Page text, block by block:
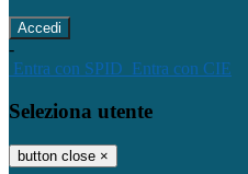
-
Entra con SPID Entra con CIE
Seleziona utente
button close ×